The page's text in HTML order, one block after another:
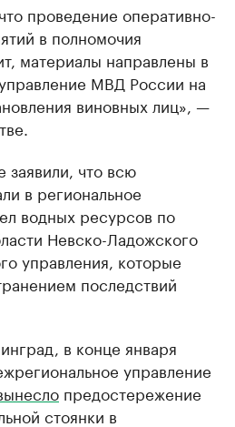
проведение оперативно-
в полномочия
материалы направлены в
МВД России на
виновных лиц», —
заявили, что всю
в региональное
водных ресурсов по
Невско-Ладожского
управления, которые
последствий
в конце января
управление
предостережение
стоянки в